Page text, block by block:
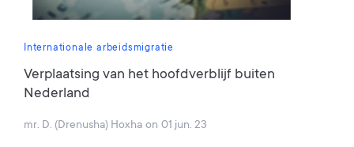
Internationale arbeidsmigratie
Verplaatsing van het hoofdverblijf buiten
Nederland
mr. D. (Drenusha) Hoxha on 01 jun. 23